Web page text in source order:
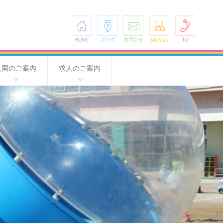
HOME ブログ お問合せ SiteMap
園のご案内 求人のご案内